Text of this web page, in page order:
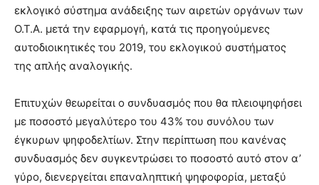
εκλογικό σύστημα ανάδειξης των αιρετών οργάνων των
Ο.Τ.Α. μετά την εφαρμογή, κατά τις προηγούμενες
αυτοδιοικητικές του 2019, του εκλογικού συστήματος
της απλής αναλογικής.
Επιτυχών θεωρείται ο συνδυασμός που θα πλειοψηφήσει
με ποσοστό μεγαλύτερο του 43% του συνόλου των
έγκυρων ψηφοδελτίων. Στην περίπτωση που κανένας
συνδυασμός δεν συγκεντρώσει το ποσοστό αυτό στον α’
γύρο, διενεργείται επαναληπτική ψηφοφορία, μεταξύ